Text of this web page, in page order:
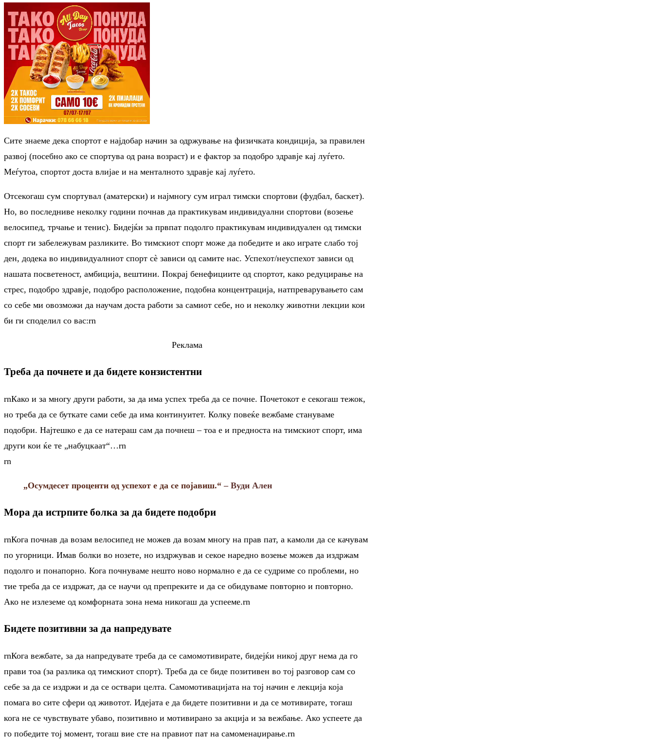
Сите знаеме дека спортот е најдобар начин за одржување на физичката кондиција, за правилен
развој (посебно ако се спортува од рана возраст) и е фактор за подобро здравје кај луѓето.
Меѓутоа, спортот доста влијае и на менталното здравје кај луѓето.
Отсекогаш сум спортувал (аматерски) и најмногу сум играл тимски спортови (фудбал, баскет).
Но, во последниве неколку години почнав да практикувам индивидуални спортови (возење
велосипед, трчање и тенис). Бидејќи за првпат подолго практикувам индивидуален од тимски
спорт ги забележувам разликите. Во тимскиот спорт може да победите и ако играте слабо тој
ден, додека во индивидуалниот спорт сè зависи од самите нас. Успехот/неуспехот зависи од
нашата посветеност, амбиција, вештини. Покрај бенефициите од спортот, како редуцирање на
стрес, подобро здравје, подобро расположение, подобна концентрација, натпреварувањето сам
со себе ми овозможи да научам доста работи за самиот себе, но и неколку животни лекции кои
би ги споделил со вас:rn
Реклама
Треба да почнете и да бидете конзистентни
rnКако и за многу други работи, за да има успех треба да се почне. Почетокот е секогаш тежок,
но треба да се буткате сами себе да има континуитет. Колку повеќе вежбаме стануваме
подобри. Најтешко е да се натераш сам да почнеш – тоа е и предноста на тимскиот спорт, има
други кои ќе те „набуцкаат“…rn
rn
„Осумдесет проценти од успехот е да се појавиш.“ – Вуди Ален
Мора да истрпите болка за да бидете подобри
rnКога почнав да возам велосипед не можев да возам многу на прав пат, а камоли да се качувам
по угорници. Имав болки во нозете, но издржував и секое наредно возење можев да издржам
подолго и понапорно. Кога почнуваме нешто ново нормално е да се судриме со проблеми, но
тие треба да се издржат, да се научи од препреките и да се обидуваме повторно и повторно.
Ако не излеземе од комфорната зона нема никогаш да успееме.rn
Бидете позитивни за да напредувате
rnКога вежбате, за да напредувате треба да се самомотивирате, бидејќи никој друг нема да го
прави тоа (за разлика од тимскиот спорт). Треба да се биде позитивен во тој разговор сам со
себе за да се издржи и да се оствари целта. Самомотивацијата на тој начин е лекција која
помага во сите сфери од животот. Идејата е да бидете позитивни и да се мотивирате, тогаш
кога не се чувствувате убаво, позитивно и мотивирано за акција и за вежбање. Ако успеете да
го победите тој момент, тогаш вие сте на правиот пат на самоменаџирање.rn